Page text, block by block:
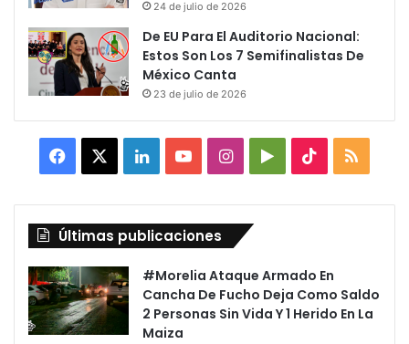
24 de julio de 2026
De EU Para El Auditorio Nacional:
Estos Son Los 7 Semifinalistas De
México Canta
23 de julio de 2026
Facebook LinkedInYouTubeInstagram
Google TikTok
Últimas publicaciones
#Morelia Ataque Armado En
Cancha De Fucho Deja Como Saldo
2 Personas Sin Vida Y 1 Herido En La
Maiza